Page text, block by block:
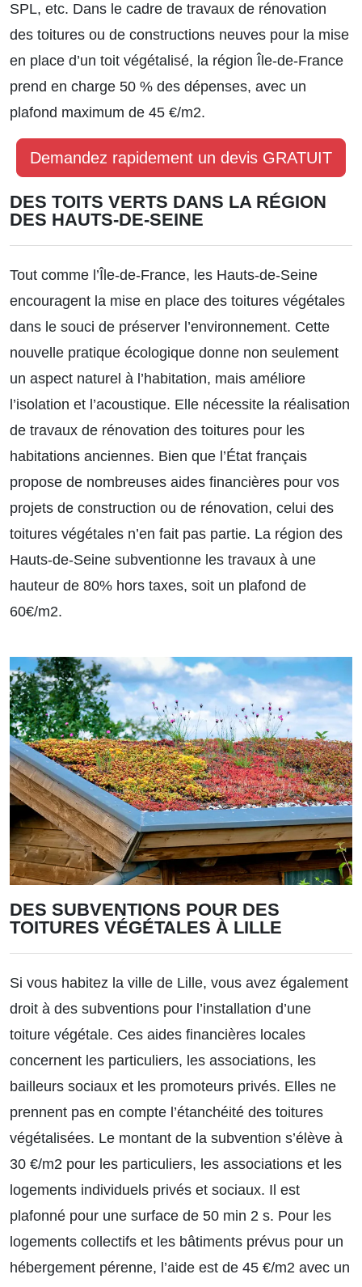
SPL, etc. Dans le cadre de travaux de rénovation
des toitures ou de constructions neuves pour la mise
en place d’un toit végétalisé, la région Île-de-France
prend en charge 50 % des dépenses, avec un
plafond maximum de 45 €/m2.
Demandez rapidement un devis GRATUIT
DES TOITS VERTS DANS LA RÉGION
DES HAUTS-DE-SEINE
Tout comme l’Île-de-France, les Hauts-de-Seine
encouragent la mise en place des toitures végétales
dans le souci de préserver l’environnement. Cette
nouvelle pratique écologique donne non seulement
un aspect naturel à l’habitation, mais améliore
l’isolation et l’acoustique. Elle nécessite la réalisation
de travaux de rénovation des toitures pour les
habitations anciennes. Bien que l’État français
propose de nombreuses aides financières pour vos
projets de construction ou de rénovation, celui des
toitures végétales n’en fait pas partie. La région des
Hauts-de-Seine subventionne les travaux à une
hauteur de 80% hors taxes, soit un plafond de
60€/m2.
DES SUBVENTIONS POUR DES
TOITURES VÉGÉTALES À LILLE
Si vous habitez la ville de Lille, vous avez également
droit à des subventions pour l’installation d’une
toiture végétale. Ces aides financières locales
concernent les particuliers, les associations, les
bailleurs sociaux et les promoteurs privés. Elles ne
prennent pas en compte l’étanchéité des toitures
végétalisées. Le montant de la subvention s’élève à
30 €/m2 pour les particuliers, les associations et les
logements individuels privés et sociaux. Il est
plafonné pour une surface de 50 min 2 s. Pour les
logements collectifs et les bâtiments prévus pour un
hébergement pérenne, l’aide est de 45 €/m2 avec un